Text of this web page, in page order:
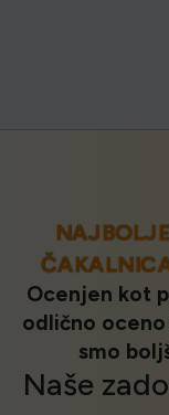
Ocenjen kot
odlično
smo
Naše